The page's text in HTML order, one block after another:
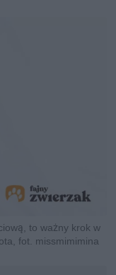
to ważny krok w
fot. missmimimina